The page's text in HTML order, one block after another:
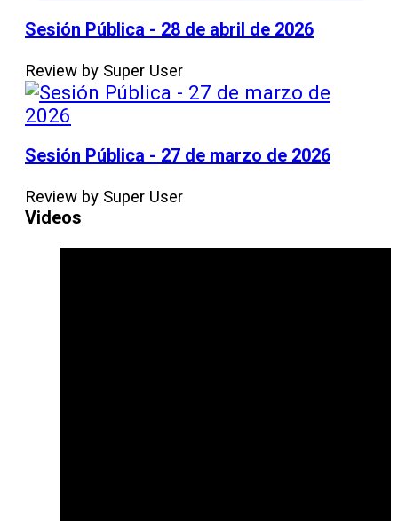
Sesión Pública - 28 de abril de 2026
Review by Super User
Sesión Pública - 27 de marzo de 2026
Review by Super User
Videos